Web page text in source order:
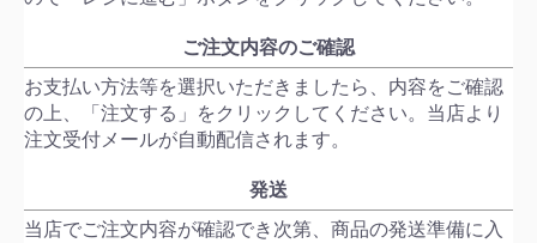
ご注文内容のご確認
お支払い方法等を選択いただきましたら、内容をご確認
の上、「注文する」をクリックしてください。当店より
注文受付メールが自動配信されます。
発送
当店でご注文内容が確認でき次第、商品の発送準備に入